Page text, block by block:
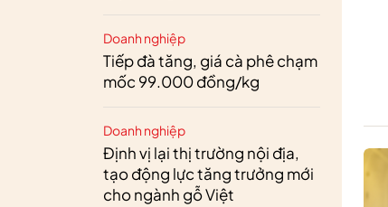
Doanh nghiệp
Tiếp đà tăng, giá cà phê chạm
mốc 99.000 đồng/kg
Doanh nghiệp
Định vị lại thị trường nội địa,
tạo động lực tăng trưởng mới
cho ngành gỗ Việt